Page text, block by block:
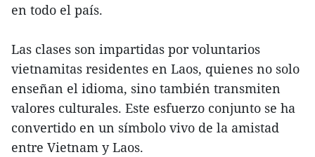
en todo el país.
Las clases son impartidas por voluntarios
vietnamitas residentes en Laos, quienes no solo
enseñan el idioma, sino también transmiten
valores culturales. Este esfuerzo conjunto se ha
convertido en un símbolo vivo de la amistad
entre Vietnam y Laos.